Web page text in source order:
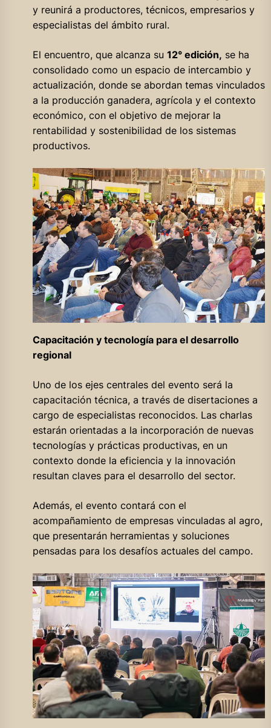
y reunirá a productores, técnicos, empresarios y
especialistas del ámbito rural.
El encuentro, que alcanza su 12° edición, se ha
consolidado como un espacio de intercambio y
actualización, donde se abordan temas vinculados
a la producción ganadera, agrícola y el contexto
económico, con el objetivo de mejorar la
rentabilidad y sostenibilidad de los sistemas
productivos.
Capacitación y tecnología para el desarrollo
regional
Uno de los ejes centrales del evento será la
capacitación técnica, a través de disertaciones a
cargo de especialistas reconocidos. Las charlas
estarán orientadas a la incorporación de nuevas
tecnologías y prácticas productivas, en un
contexto donde la eficiencia y la innovación
resultan claves para el desarrollo del sector.
Además, el evento contará con el
acompañamiento de empresas vinculadas al agro,
que presentarán herramientas y soluciones
pensadas para los desafíos actuales del campo.